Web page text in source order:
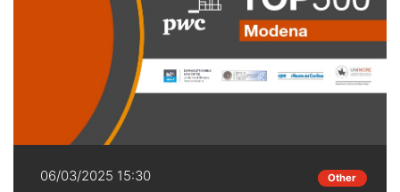
06/03/2025 15:30 Other